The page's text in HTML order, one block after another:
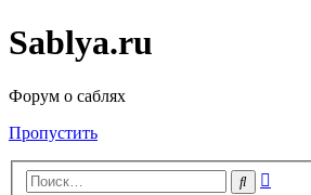
Sablya.ru
Форум о саблях
Пропустить
Поиск